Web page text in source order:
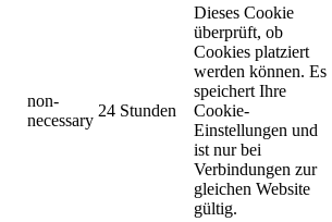
non-
necessary
24 Stunden
Dieses Cookie
überprüft, ob
Cookies platziert
werden können. Es
speichert Ihre
Cookie-
Einstellungen und
ist nur bei
Verbindungen zur
gleichen Website
gültig.